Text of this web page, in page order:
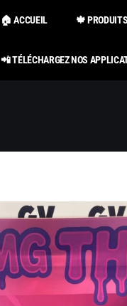
🏠 ACCUEIL 🍁
📲 TÉLÉCHARGEZ NOS